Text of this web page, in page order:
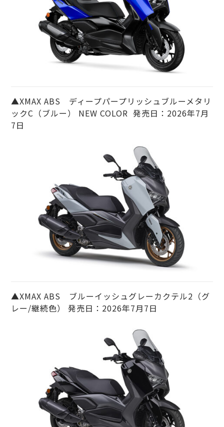
▲XMAX ABS ディープパープリッシュブルーメタリ
ックC（ブルー） NEW COLOR 発売日：2026年7月
7日
▲XMAX ABS ブルーイッシュグレーカクテル2（グ
レー/継続色） 発売日：2026年7月7日